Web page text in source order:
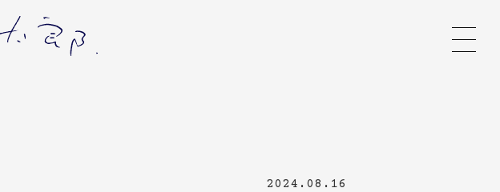
2024.08.16